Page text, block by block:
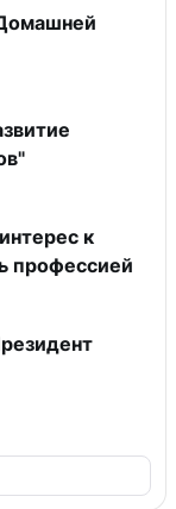
к
профессией